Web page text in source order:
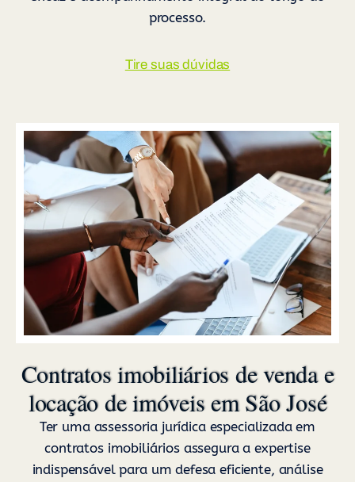
processo.
Tire suas dúvidas
Contratos imobiliários de venda e
locação de imóveis em São José
Ter uma assessoria jurídica especializada em
contratos imobiliários assegura a expertise
indispensável para um defesa eficiente, análise